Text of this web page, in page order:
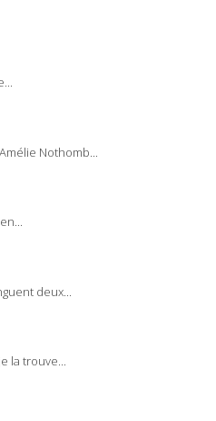
Nothomb...
deux...
la trouve...